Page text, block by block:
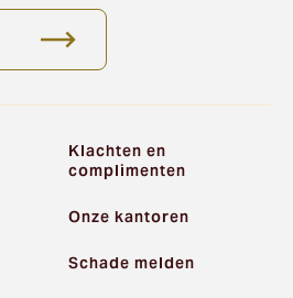
Klachten en
complimenten
Onze kantoren
Schade melden